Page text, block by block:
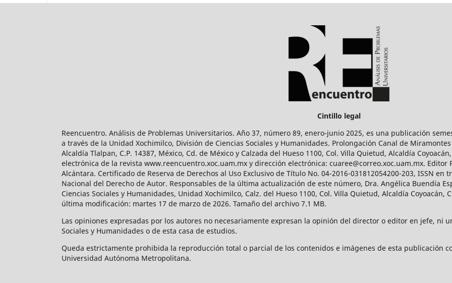
Cintillo legal
Reencuentro. Análisis de Problemas Universitarios. Año 37, número 89, enero-junio 2025, es una publicación
a través de la Unidad Xochimilco, División de Ciencias Sociales y Humanidades. Prolongación Canal de Miramontes
Alcaldía Tlalpan, C.P. 14387, México, Cd. de México y Calzada del Hueso 1100, Col. Villa Quietud, Alcaldía
electrónica de la revista www.reencuentro.xoc.uam.mx y dirección electrónica: cuaree@correo.xoc.uam.mx. Editor
Alcántara. Certificado de Reserva de Derechos al Uso Exclusivo de Título No. 04-2016-031812054200-203, ISSN
Nacional del Derecho de Autor. Responsables de la última actualización de este número, Dra. Angélica Buendía
Ciencias Sociales y Humanidades, Unidad Xochimilco, Calz. del Hueso 1100, Col. Villa Quietud, Alcaldía Coyoacán,
última modificación: martes 17 de marzo de 2026. Tamaño del archivo 7.1 MB.
Las opiniones expresadas por los autores no necesariamente expresan la opinión del director o editor en jefe, ni
Sociales y Humanidades o de esta casa de estudios.
Queda estrictamente prohibida la reproducción total o parcial de los contenidos e imágenes de esta publicación
Universidad Autónoma Metropolitana.